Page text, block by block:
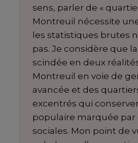
sens, parler de «
Montreuil nécessite
les statistiques brutes
pas. Je considère que
scindée en deux
Montreuil en voie de
avancée et des
excentrés qui
populaire marquée par
sociales. Mon point de